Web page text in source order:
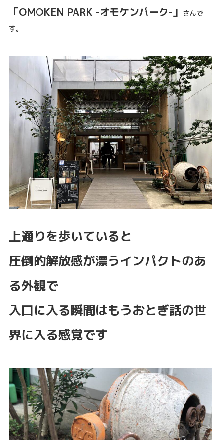
「OMOKEN PARK -オモケンパーク-」 さんで
す。
上通りを歩いていると
圧倒的解放感が漂うインパクトのあ
る外観で
入口に入る瞬間はもうおとぎ話の世
界に入る感覚です